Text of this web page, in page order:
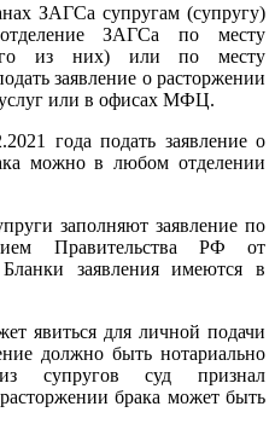
ЗАГСа супругам (супругу)
ЗАГСа по месту
из них) или по месту
заявление о расторжении
или в офисах МФЦ.
года подать заявление о
можно в любом отделении
заполняют заявление по
Правительства РФ от
заявления имеются в
явиться для личной подачи
должно быть нотариально
супругов суд признал
брака может быть